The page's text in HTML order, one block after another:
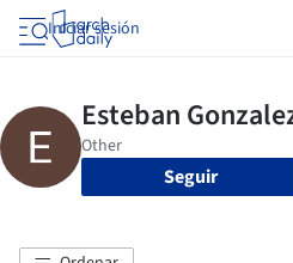
Iniciar sesión
Seguir